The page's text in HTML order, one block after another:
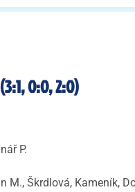
0:0, 2:0)
P.
M., Škrdlová, Kameník,